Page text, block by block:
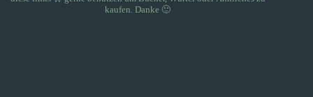
kaufen. Danke 🙂